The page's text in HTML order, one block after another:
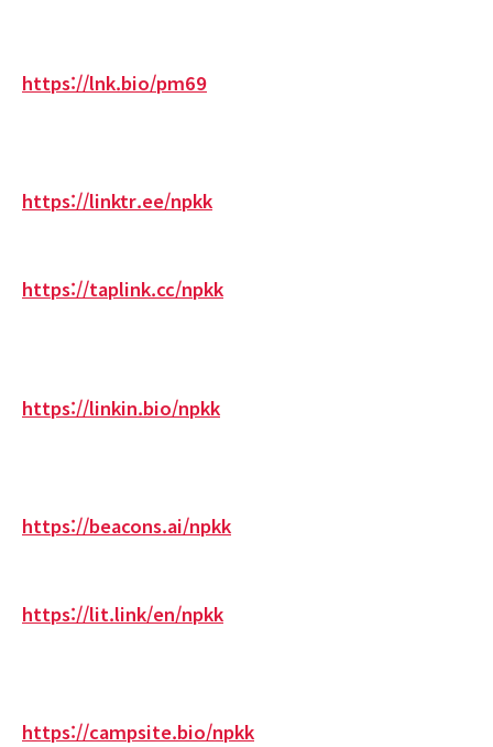
https://lnk.bio/pm69
https://linktr.ee/npkk
https://taplink.cc/npkk
https://linkin.bio/npkk
https://beacons.ai/npkk
https://lit.link/en/npkk
https://campsite.bio/npkk